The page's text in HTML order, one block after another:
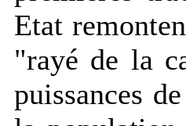
Etat
"rayé de la
puissances